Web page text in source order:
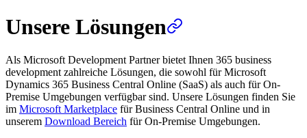
Unsere Lösungen
Als Microsoft Development Partner bietet Ihnen 365 business
development zahlreiche Lösungen, die sowohl für Microsoft
Dynamics 365 Business Central Online (SaaS) als auch für On-
Premise Umgebungen verfügbar sind. Unsere Lösungen finden Sie
im Microsoft Marketplace für Business Central Online und in
unserem Download Bereich für On-Premise Umgebungen.